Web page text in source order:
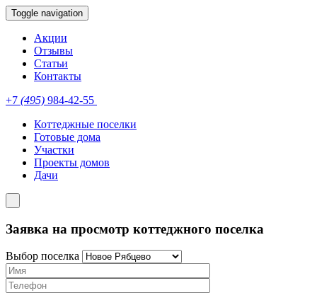
Toggle navigation
Акции
Отзывы
Статьи
Контакты
+7 (495) 984-42-55
Коттеджные поселки
Готовые дома
Участки
Проекты домов
Дачи
Заявка на просмотр коттеджного поселка
Выбор поселка